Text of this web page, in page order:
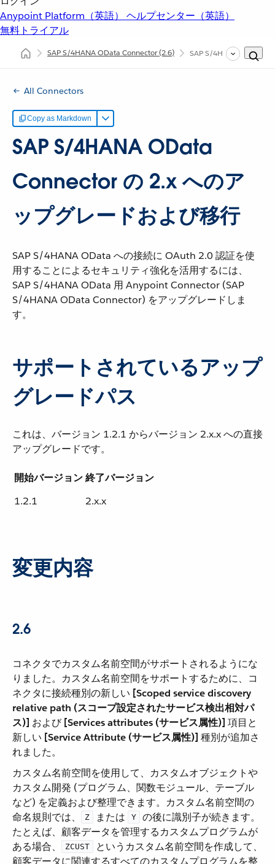
Anypoint Platform（英語） ヘルプセンター（英語）
無料トライアル
SAP S/4HANA OData Connector(2.6) SAP S/4HANA OData
All Connectors
Copy as Markdown
SAP S/4HANA OData
Connector の 2.x へのア
ップグレードおよび移行
SAP S/4HANA OData への接続に OAuth 2.0 認証を使
用することによるセキュリティ強化を活用するには、
SAP S/4HANA OData 用 Anypoint Connector (SAP
S/4HANA OData Connector) をアップグレードしま
す。
サポートされているアップ
グレードパス
これは、バージョン 1.2.1 からバージョン 2.x.x への直接
アップグレードです。
開始バージョン終了バージョン
1.2.1
2.x.x
変更内容
2.6
コネクタでカスタム名前空間がサポートされるようにな
りました。カスタム名前空間をサポートするために、コ
ネクタに接続種別の新しい ​ [Scoped service discovery
relative path (スコープ設定されたサービス検出相対パ
ス)] ​ および ​ [Services attributes (サービス属性)] ​ 項目と
新しい ​ [Service Attribute (サービス属性)] ​ 種別が追加さ
れました。
カスタム名前空間を使用して、カスタムオブジェクトや
カスタム開発 (プログラム、関数モジュール、テーブル
など) を定義および整理できます。カスタム名前空間の
命名規則では、​
Z ​ または ​ Y
​ の後に識別子が続きます。
たとえば、顧客データを管理するカスタムプログラムが
ある場合、​
ZCUST
​ というカスタム名前空間を作成して、
顧客データに関連するすべてのカスタムプログラムを整